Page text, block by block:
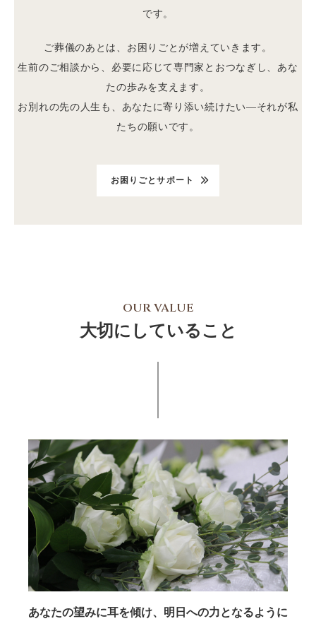
です。
ご葬儀のあとは、お困りごとが増えていきます。
生前のご相談から、必要に応じて専門家とおつなぎし、あな
たの歩みを支えます。
お別れの先の人生も、あなたに寄り添い続けたい—それが私
たちの願いです。
お困りごとサポート
OUR VALUE
大切にしていること
あなたの望みに耳を傾け、明日への力となるように